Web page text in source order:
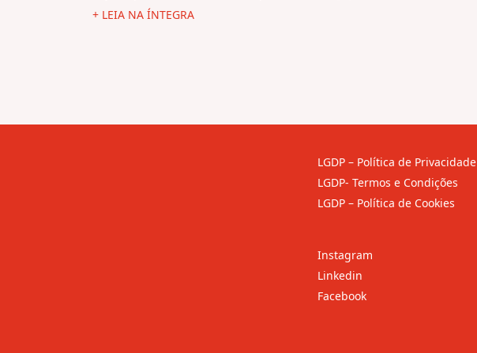
+ LEIA NA ÍNTEGRA
LGDP – Política de Privacidade
LGDP- Termos e Condições
LGDP – Política de Cookies
Instagram
Linkedin
Facebook